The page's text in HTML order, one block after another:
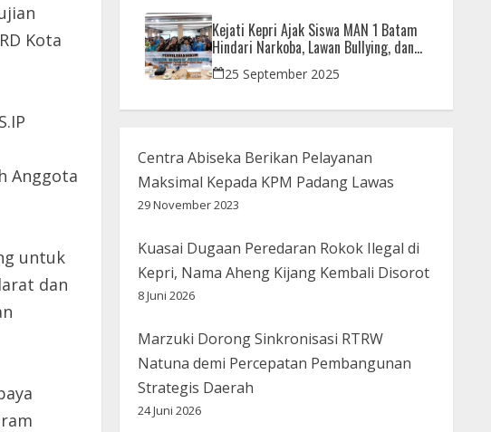
Kota
Anggota
untuk
dan
Kejati Kepri Ajak Siswa MAN 1 Batam
Hindari Narkoba, Lawan Bullying, dan
Bijak Bermedsos
25 September 2025
Centra Abiseka Berikan Pelayanan
Maksimal Kepada KPM Padang Lawas
29 November 2023
Kuasai Dugaan Peredaran Rokok Ilegal di
Kepri, Nama Aheng Kijang Kembali Disorot
8 Juni 2026
Marzuki Dorong Sinkronisasi RTRW
Natuna demi Percepatan Pembangunan
Strategis Daerah
24 Juni 2026